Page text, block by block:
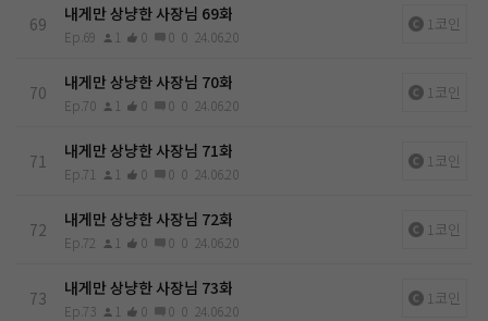
69 내게만 상냥한 사장님 69화
Ep.69 1 0 0 0 24.06.20
1코인
70 내게만 상냥한 사장님 70화
Ep.70 1 0 0 0 24.06.20
1코인
71 내게만 상냥한 사장님 71화
Ep.71 1 0 0 0 24.06.20
1코인
72 내게만 상냥한 사장님 72화
Ep.72 1 0 0 0 24.06.20
1코인
73 내게만 상냥한 사장님 73화
Ep.73 1 0 0 0 24.06.20
1코인